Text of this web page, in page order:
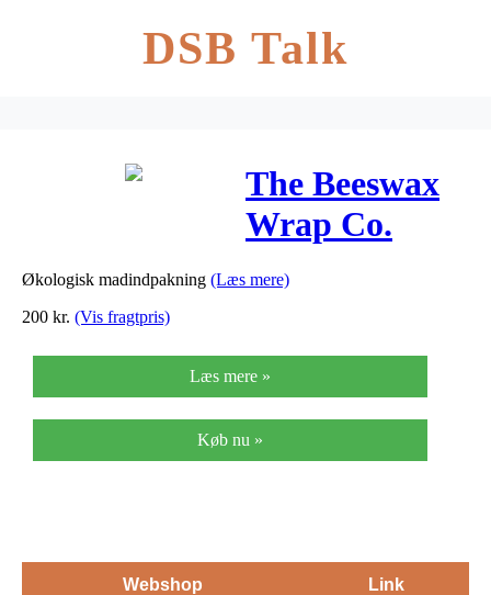
DSB Talk
The Beeswax
Wrap Co.
Floral, Cheese
wraps
Økologisk madindpakning (Læs mere)
200 kr. (Vis fragtpris)
Læs mere »
Køb nu »
Webshop Link